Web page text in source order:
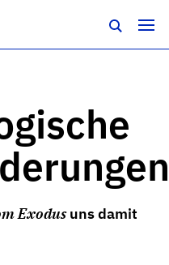
Exodusuns damit